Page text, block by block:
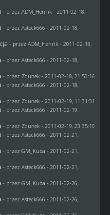
- przez ADM_Henrik - 2011-02-18,
- przez Asteck666 - 2011-02-18,
- przez ADM_Henrik - 2011-02-18,
- przez Asteck666 - 2011-02-18,
- przez Zdunek - 2011-02-18, 21:50:16
- przez Asteck666 - 2011-02-18,
- przez Zdunek - 2011-02-19, 11:31:31
- przez Asteck666 - 2011-02-19,
- przez Zdunek - 2011-02-19, 23:35:10
- przez Asteck666 - 2011-02-21,
- przez GM_Kuba - 2011-02-21,
- przez Asteck666 - 2011-02-21,
- przez GM_Kuba - 2011-02-26,
- przez Asteck666 - 2011-02-26,